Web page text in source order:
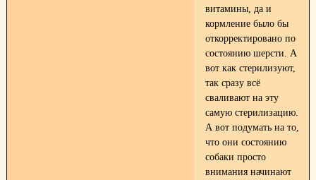
витамины, да и
кормление было бы
откорректировано по
состоянию шерсти. А
вот как стерилизуют,
так сразу всё
сваливают на эту
самую стерилизацию.
А вот подумать на то,
что они состоянию
собаки просто
внимания начинают